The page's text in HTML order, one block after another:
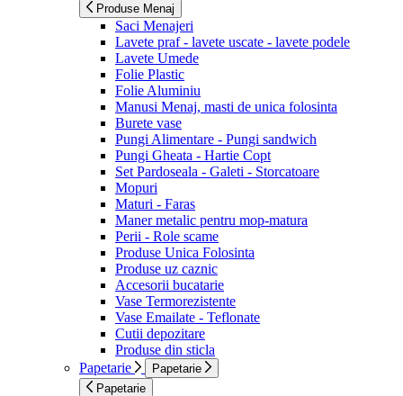
Produse Menaj
Saci Menajeri
Lavete praf - lavete uscate - lavete podele
Lavete Umede
Folie Plastic
Folie Aluminiu
Manusi Menaj, masti de unica folosinta
Burete vase
Pungi Alimentare - Pungi sandwich
Pungi Gheata - Hartie Copt
Set Pardoseala - Galeti - Storcatoare
Mopuri
Maturi - Faras
Maner metalic pentru mop-matura
Perii - Role scame
Produse Unica Folosinta
Produse uz caznic
Accesorii bucatarie
Vase Termorezistente
Vase Emailate - Teflonate
Cutii depozitare
Produse din sticla
Papetarie
Papetarie
Papetarie